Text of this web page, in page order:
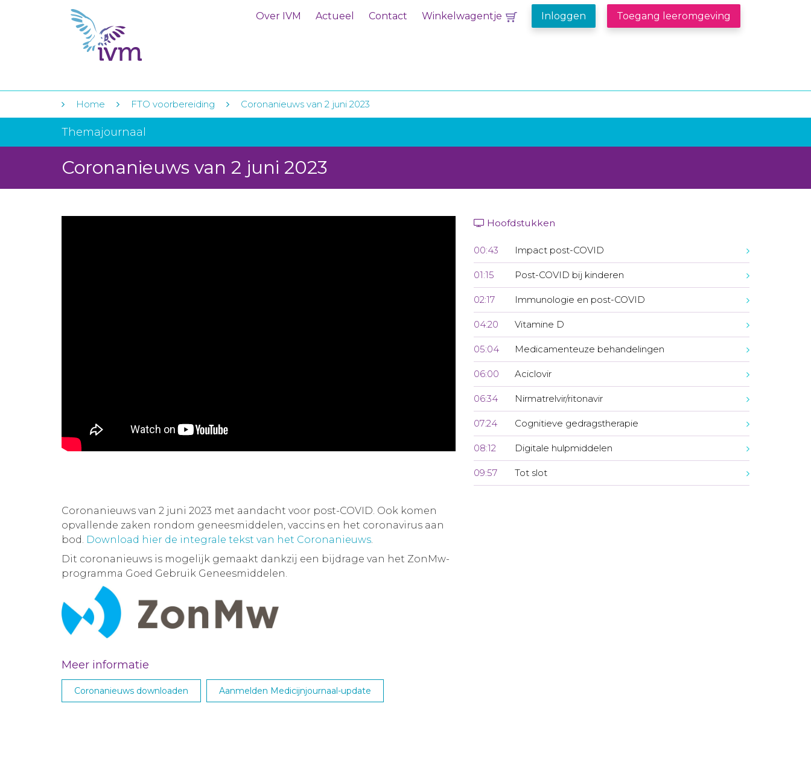
Over IVM Actueel Contact Winkelwagentje Inloggen Toegang leeromgeving
Home FTO voorbereiding Coronanieuws van 2 juni 2023
Themajournaal
Coronanieuws van 2 juni 2023
Hoofdstukken
00:43 Impact post-COVID
01:15 Post-COVID bij kinderen
02:17 Immunologie en post-COVID
04:20 Vitamine D
05:04 Medicamenteuze behandelingen
06:00 Aciclovir
06:34 Nirmatrelvir/ritonavir
07:24 Cognitieve gedragstherapie
08:12 Digitale hulpmiddelen
09:57 Tot slot
Coronanieuws van 2 juni 2023 met aandacht voor post-COVID. Ook komen
opvallende zaken rondom geneesmiddelen, vaccins en het coronavirus aan
bod. Download hier de integrale tekst van het Coronanieuws.
Dit coronanieuws is mogelijk gemaakt dankzij een bijdrage van het ZonMw-
programma Goed Gebruik Geneesmiddelen.
Meer informatie
Coronanieuws downloaden Aanmelden Medicijnjournaal-update